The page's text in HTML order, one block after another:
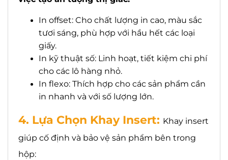
In offset: Cho chất lượng in cao, màu sắc
tươi sáng, phù hợp với hầu hết các loại
giấy.
In kỹ thuật số: Linh hoạt, tiết kiệm chi phí
cho các lô hàng nhỏ.
In flexo: Thích hợp cho các sản phẩm cần
in nhanh và với số lượng lớn.
4. Lựa Chọn Khay Insert: Khay insert
giúp cố định và bảo vệ sản phẩm bên trong
hộp: